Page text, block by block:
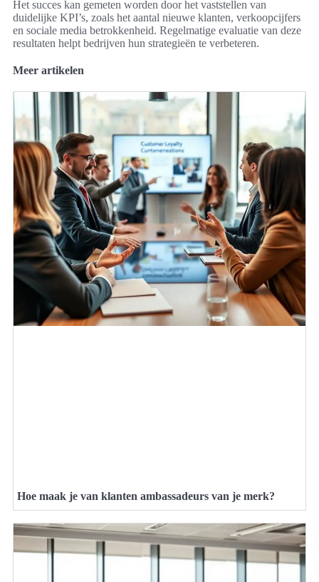
Het succes kan gemeten worden door het vaststellen van
duidelijke KPI’s, zoals het aantal nieuwe klanten, verkoopcijfers
en sociale media betrokkenheid. Regelmatige evaluatie van deze
resultaten helpt bedrijven hun strategieën te verbeteren.
Meer artikelen
Hoe maak je van klanten ambassadeurs van je merk?